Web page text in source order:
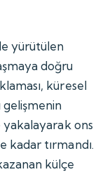
yürütülen
doğru
küresel
gelişmenin
yakalayarak ons
kadar tırmandı.
külçe